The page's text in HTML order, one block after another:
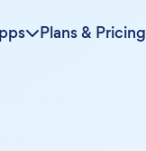
Plans & Pricing